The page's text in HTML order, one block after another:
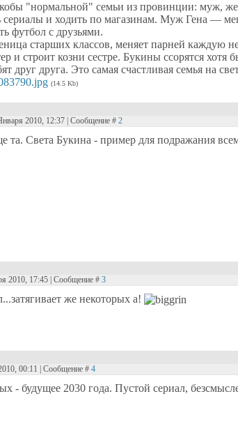
"нормальной" семьи из провинции: муж,
сериалы и ходить по магазинам. Муж Гена —
футбол с друзьями.
старших классов, меняет парней
и строит козни сестре. Букины ссорятся
друг друга. Это самая счастливая семья на
(14.5 Kb)
2010, 12:37 | Сообщение # 2
та. Света Букина - пример для подражания
2010, 17:45 | Сообщение # 3
же некоторых а!
00:11 | Сообщение # 4
- будущее 2030 года. Пустой сериал,